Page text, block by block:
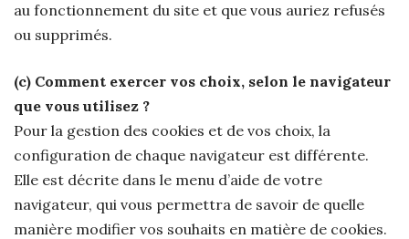
au fonctionnement du site et que vous auriez refusés
ou supprimés.
(c) Comment exercer vos choix, selon le navigateur
que vous utilisez ?
Pour la gestion des cookies et de vos choix, la
configuration de chaque navigateur est différente.
Elle est décrite dans le menu d’aide de votre
navigateur, qui vous permettra de savoir de quelle
manière modifier vos souhaits en matière de cookies.